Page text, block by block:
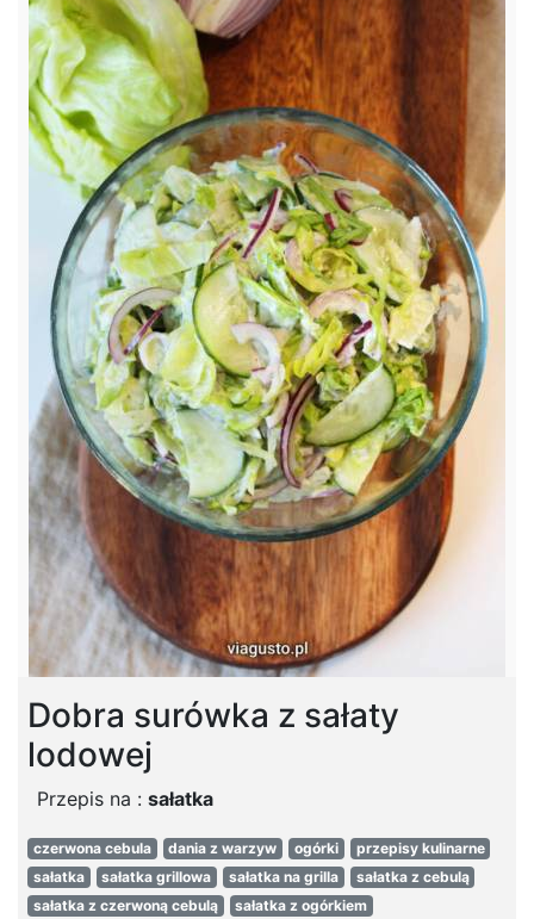
Dobra surówka z sałaty
lodowej
Przepis na : sałatka
czerwona cebula dania z warzyw ogórki
przepisy kulinarne
sałatka
sałatka grillowa sałatka na grilla
sałatka z cebulą
sałatka z czerwoną cebulą
sałatka z ogórkiem